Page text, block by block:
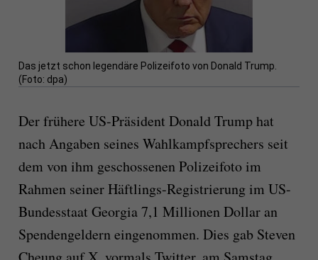
Das jetzt schon legendäre Polizeifoto von Donald Trump.
(Foto: dpa)
Der frühere US-Präsident Donald Trump hat
nach Angaben seines Wahlkampfsprechers seit
dem von ihm geschossenen Polizeifoto im
Rahmen seiner Häftlings-Registrierung im US-
Bundesstaat Georgia 7,1 Millionen Dollar an
Spendengeldern eingenommen. Dies gab Steven